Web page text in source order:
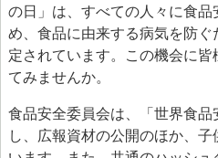
> ワーキンググループ
> 以前設置していた主なワー
委託研究・調査事業
委託研究・調査事業等
> 研究課題について
の日」は、すべての人々に食
め、食品に由来する病気を防ぐ
定されています。この機会に皆
てみませんか。
食品安全委員会は、「世界食
し、広報資材の公開のほか、